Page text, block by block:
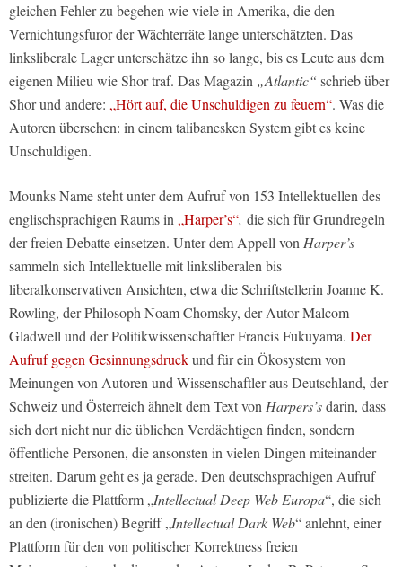
gleichen Fehler zu begehen wie viele in Amerika, die den
Vernichtungsfuror der Wächterräte lange unterschätzten. Das
linksliberale Lager unterschätze ihn so lange, bis es Leute aus dem
eigenen Milieu wie Shor traf. Das Magazin „Atlantic“ schrieb über
Shor und andere: „Hört auf, die Unschuldigen zu feuern“. Was die
Autoren übersehen: in einem talibanesken System gibt es keine
Unschuldigen.
Mounks Name steht unter dem Aufruf von 153 Intellektuellen des
englischsprachigen Raums in„Harper’s“, die sich für Grundregeln
der freien Debatte einsetzen. Unter dem Appell vonHarper’s
sammeln sich Intellektuelle mit linksliberalen bis
liberalkonservativen Ansichten, etwa die Schriftstellerin Joanne K.
Rowling, der Philosoph Noam Chomsky, der Autor Malcom
Gladwell und der Politikwissenschaftler Francis Fukuyama. Der
Aufruf gegen Gesinnungsdruckund für ein Ökosystem von
Meinungen von Autoren und Wissenschaftler aus Deutschland, der
Schweiz und Österreich ähnelt dem Text vonHarpers’sdarin, dass
sich dort nicht nur die üblichen Verdächtigen finden, sondern
öffentliche Personen, die ansonsten in vielen Dingen miteinander
streiten. Darum geht es ja gerade. Den deutschsprachigen Aufruf
publizierte die Plattform „Intellectual Deep Web Europa“, die sich
an den (ironischen) Begriff „Intellectual Dark Web“ anlehnt, einer
Plattform für den von politischer Korrektness freien